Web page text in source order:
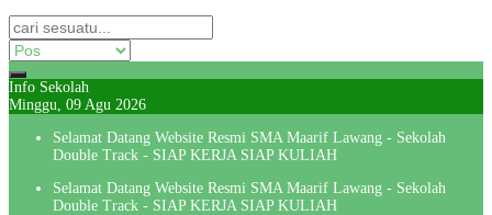
Info Sekolah
Minggu, 09 Agu 2026
Selamat Datang Website Resmi SMA Maarif Lawang - Sekolah
Double Track - SIAP KERJA SIAP KULIAH
Selamat Datang Website Resmi SMA Maarif Lawang - Sekolah
Double Track - SIAP KERJA SIAP KULIAH